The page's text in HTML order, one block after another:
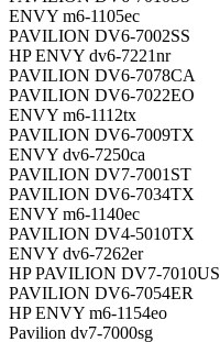
ENVY m6-1105ec
PAVILION DV6-7002SS
HP ENVY dv6-7221nr
PAVILION DV6-7078CA
PAVILION DV6-7022EO
ENVY m6-1112tx
PAVILION DV6-7009TX
ENVY dv6-7250ca
PAVILION DV7-7001ST
PAVILION DV6-7034TX
ENVY m6-1140ec
PAVILION DV4-5010TX
ENVY dv6-7262er
HP PAVILION DV7-7010US
PAVILION DV6-7054ER
HP ENVY m6-1154eo
Pavilion dv7-7000sg